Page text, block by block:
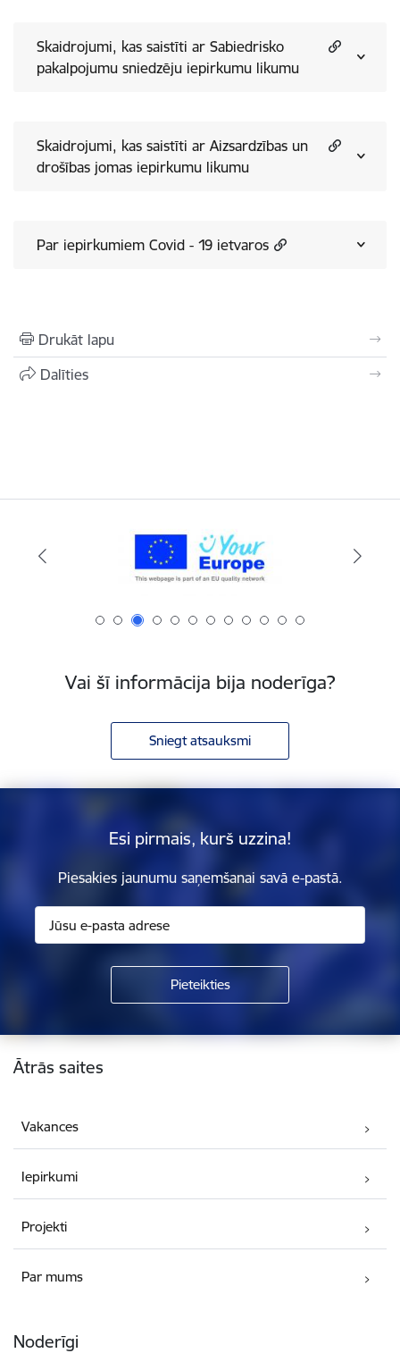
Skaidrojumi, kas saistīti ar Sabiedrisko
pakalpojumu sniedzēju iepirkumu likumu
Skaidrojumi, kas saistīti ar Aizsardzības un
drošības jomas iepirkumu likumu
Par iepirkumiem Covid - 19 ietvaros
Drukāt lapu
Dalīties
Vai šī informācija bija noderīga?
Sniegt atsauksmi
Esi pirmais, kurš uzzina!
Piesakies jaunumu saņemšanai savā e-pastā.
Kājene
Ātrās saites
Vakances
Iepirkumi
Projekti
Par mums
Noderīgi